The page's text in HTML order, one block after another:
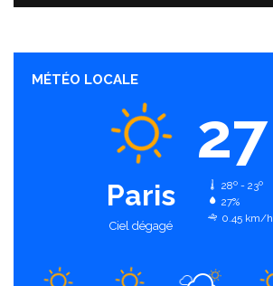
MÉTÉO LOCALE
Paris
Ciel dégagé
27
28º - 23º
27%
0.45 km/h